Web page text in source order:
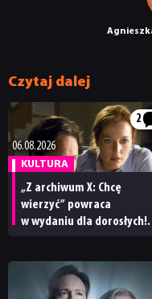
Czytaj dalej
2
06.08.2026
KULTURA
„Z archiwum X: Chcę
wierzyć” powraca
w wydaniu dla dorosłych!